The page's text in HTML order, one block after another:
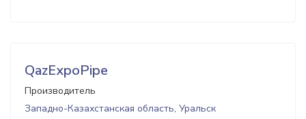
QazExpoPipe
Производитель
Западно-Казахстанская область, Уральск